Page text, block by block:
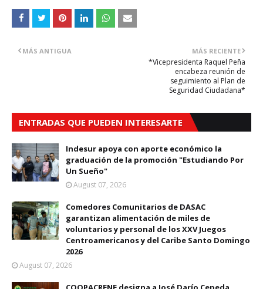
MÁS RECIENTE
*Vicepresidenta Raquel Peña
encabeza reunión de
seguimiento al Plan de
Seguridad Ciudadana*
MÁS ANTIGUA
ENTRADAS QUE PUEDEN INTERESARTE
Indesur apoya con aporte económico la
graduación de la promoción "Estudiando Por
Un Sueño"
August 07, 2026
Comedores Comunitarios de DASAC
garantizan alimentación de miles de
voluntarios y personal de los XXV Juegos
Centroamericanos y del Caribe Santo Domingo
2026
August 07, 2026